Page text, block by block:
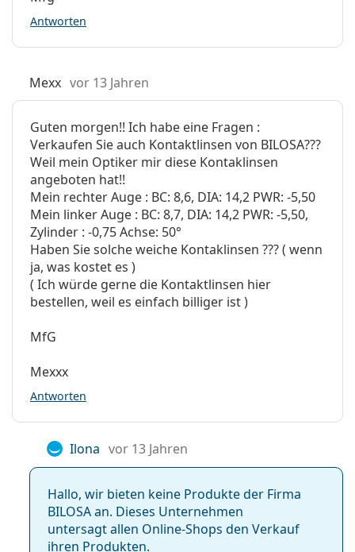
Antworten
Mexx vor 13 Jahren
Guten morgen!! Ich habe eine Fragen :
Verkaufen Sie auch Kontaktlinsen von BILOSA???
Weil mein Optiker mir diese Kontaklinsen
angeboten hat!!
Mein rechter Auge : BC: 8,6, DIA: 14,2 PWR: -5,50
Mein linker Auge : BC: 8,7, DIA: 14,2 PWR: -5,50,
Zylinder : -0,75 Achse: 50°
Haben Sie solche weiche Kontaklinsen ??? ( wenn
ja, was kostet es )
( Ich würde gerne die Kontaktlinsen hier
bestellen, weil es einfach billiger ist )
MfG
Mexxx
Antworten
Ilona vor 13 Jahren
Hallo, wir bieten keine Produkte der Firma
BILOSA an. Dieses Unternehmen
untersagt allen Online-Shops den Verkauf
ihren Produkten.